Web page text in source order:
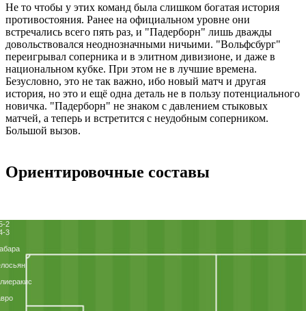
Не то чтобы у этих команд была слишком богатая история
противостояния. Ранее на официальном уровне они
встречались всего пять раз, и "Падерборн" лишь дважды
довольствовался неоднозначными ничьими. "Вольфсбург"
переигрывал соперника и в элитном дивизионе, и даже в
национальном кубке. При этом не в лучшие времена.
Безусловно, это не так важно, ибо новый матч и другая
история, но это и ещё одна деталь не в пользу потенциального
новичка. "Падерборн" не знаком с давлением стыковых
матчей, а теперь и встретится с неудобным соперником.
Большой вызов.
Ориентировочные составы
2
3